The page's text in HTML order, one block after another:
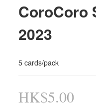
CoroCoro
2023
5 cards/pack
HK$5.00